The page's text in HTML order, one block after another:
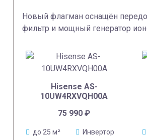
Новый флагман оснащён
фильтр и мощный генератор
Hisense AS-
10UW4RXVQH00A
75 990₽
до 25 м²
Инвертор